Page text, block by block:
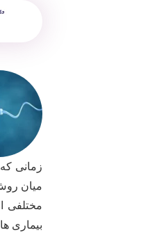
زمانی
میان
مختلفی
بیماری